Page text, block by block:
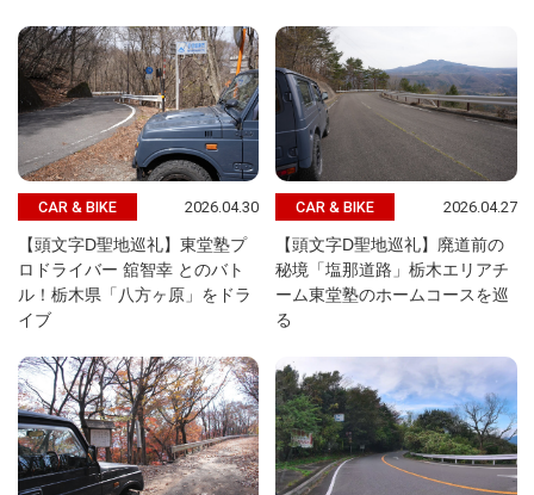
CAR & BIKE 2026.04.30
【頭文字D聖地巡礼】東堂塾プ
ロドライバー 舘智幸 とのバト
ル！栃木県「八方ヶ原」をドラ
イブ
CAR & BIKE 2026.04.27
【頭文字D聖地巡礼】廃道前の
秘境「塩那道路」栃木エリアチ
ーム東堂塾のホームコースを巡
る